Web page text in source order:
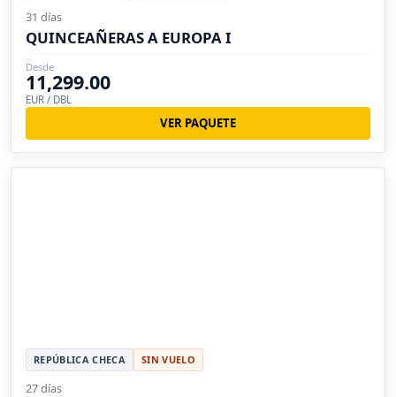
31 días
QUINCEAÑERAS A EUROPA I
Desde
11,299.00
EUR / DBL
VER PAQUETE
REPÚBLICA CHECA SIN VUELO
27 días